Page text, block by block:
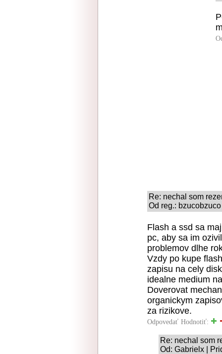
Re: nechal som
Od reg.:
Flash a ssd sa
pc, aby sa im
problemov dlhe
Vzdy po kupe
zapisu na cely
idealne medium
Doverovat
organickym
za rizikove.
Odpovedať Hodnotiť:
Re: nechal som
Od: Gabrielx |